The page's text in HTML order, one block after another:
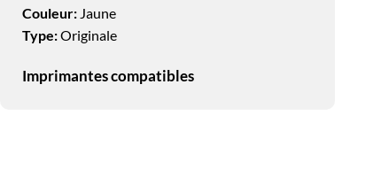
Couleur: Jaune
Type:Originale
Imprimantes compatibles